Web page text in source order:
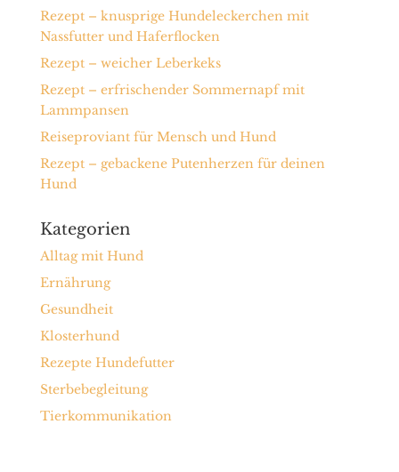
Rezept – knusprige Hundeleckerchen mit
Nassfutter und Haferflocken
Rezept – weicher Leberkeks
Rezept – erfrischender Sommernapf mit
Lammpansen
Reiseproviant für Mensch und Hund
Rezept – gebackene Putenherzen für deinen
Hund
Kategorien
Alltag mit Hund
Ernährung
Gesundheit
Klosterhund
Rezepte Hundefutter
Sterbebegleitung
Tierkommunikation